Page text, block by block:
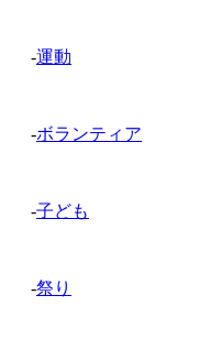
-運動
-ボランティア
-子ども
-祭り